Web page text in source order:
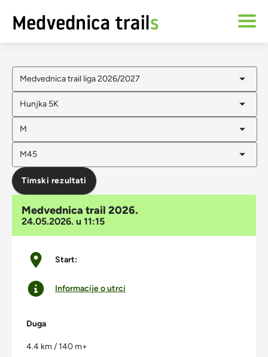
Medvednica trail liga 2026/2027
Hunjka 5K
M
M45
Timski rezultati
Medvednica trail 2026.
24.05.2026. u 11:15
Start:
Informacije o utrci
Duga
4.4 km / 140 m+